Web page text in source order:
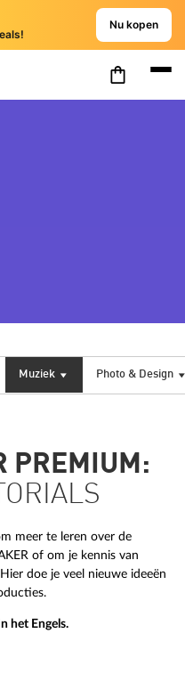
Nu kopen
Muziek Photo & Design
PREMIUM:
meer te leren over de
of om je kennis van
doe je veel nieuwe ideeën
het Engels.